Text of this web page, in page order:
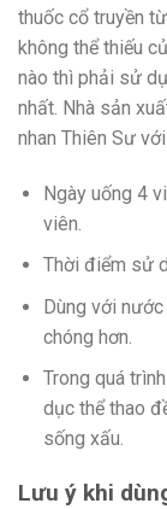
thuốc cổ truyền
không thể thiếu
nào thì phải sử
nhất. Nhà sản
nhan Thiên Sư
Ngày uống 4
viên.
Thời điểm sử
Dùng với
chóng hơn.
Trong quá
dục thể thao
sống xấu.
Lưu ý khi